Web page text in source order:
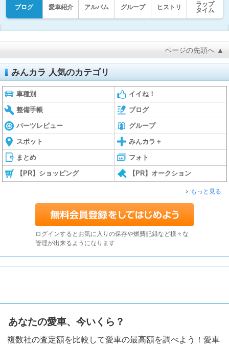
ブログ 愛車紹介 アルバム グループ ヒストリ
ラップ
タイム
ページの先頭へ ▲
みんカラ 人気のカテゴリ
車種別 イイね！
整備手帳 ブログ
パーツレビュー グループ
スポット みんカラ＋
まとめ フォト
【PR】ショッピング 【PR】オークション
もっと見る
ログインするとお気に入りの保存や燃費記録など様々な
管理が出来るようになります
あなたの愛車、今いくら？
複数社の査定額を比較して愛車の最高額を調べよう！愛車